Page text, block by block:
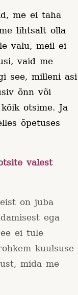
me ei taha
lihtsalt olla
valu, meil ei
vaid me
see, milleni asi
õnn või
otsime. Ja
õpetuses
valest
on juba
ega
ei tule
kuulsuse
mida me